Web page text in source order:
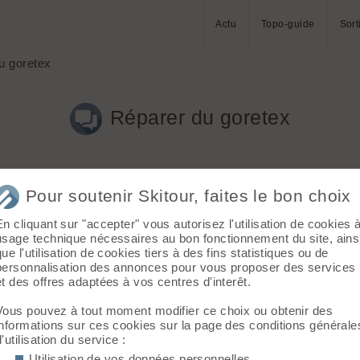
Actu Topo-guide
goretex
Réparer du goretex
Deux gros accros aux fesses. Est ce que vous avez
Pour soutenir Skitour, faites le bon choix
cliquant sur "accepter" vous autorisez l'utilisation de cookies à
technique nécessaires au bon fonctionnement du site,
l'utilisation de cookies tiers à des fins statistiques ou de
des annonces pour vous proposer des services
des offres adaptées à vos centres d'interêt.
pouvez à tout moment modifier ce choix ou obtenir des
sur ces cookies sur la page des conditions
du service :